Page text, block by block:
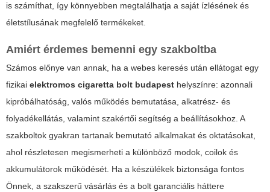
is számíthat, így könnyebben megtalálhatja a saját ízlésének és
életstílusának megfelelő termékeket.
Amiért érdemes bemenni egy szakboltba
Számos előnye van annak, ha a webes keresés után ellátogat egy
fizikai elektromos cigaretta bolt budapest helyszínre: azonnali
kipróbálhatóság, valós működés bemutatása, alkatrész- és
folyadékellátás, valamint szakértői segítség a beállításokhoz. A
szakboltok gyakran tartanak bemutató alkalmakat és oktatásokat,
ahol részletesen megismerheti a különböző modok, coilok és
akkumulátorok működését. Ha a készülékek biztonsága fontos
Önnek, a szakszerű vásárlás és a bolt garanciális háttere